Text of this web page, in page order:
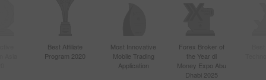
Best Affiliate
Program 2020
Most Innovative
Mobile Trading
Application
Forex Broker of
the Year di
Money Expo Abu
Dhabi 2025